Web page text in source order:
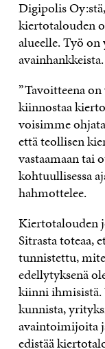
Digipolis
kiertotalouden
alueelle. Työ
avainhankkeista.
”Tavoitteena
kiinnostaa
voisimme
että teollisen
vastaamaan tai
kohtuullisessa
hahmottelee.
Kiertotalouden
Sitrasta toteaa,
tunnistettu,
edellytyksenä
kiinni ihmisistä.
kunnista,
avaintoimijoita
edistää